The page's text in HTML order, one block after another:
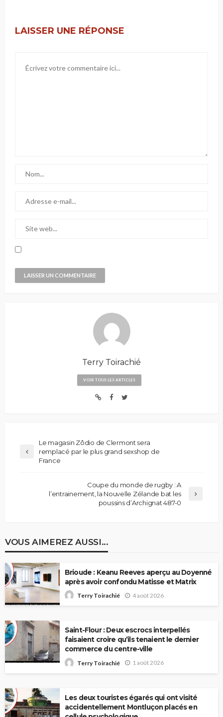
LAISSER UNE RÉPONSE
Terry Toirachié
VOIR TOUS LES ARTICLES
Le magasin Zôdio de Clermont sera
remplacé par le plus grand sexshop de
France
Coupe du monde de rugby : A
l’entrainement, la Nouvelle Zélande bat les
poussins d’Archignat 487-0
VOUS AIMEREZ AUSSI...
Brioude : Keanu Reeves aperçu au Doyenné
après avoir confondu Matisse et Matrix
Terry Toirachié 4 août 2026
Saint-Flour : Deux escrocs interpellés
faisaient croire qu’ils tenaient le dernier
commerce du centre-ville
Terry Toirachié 1 août 2026
Les deux touristes égarés qui ont visité
accidentellement Montluçon placés en